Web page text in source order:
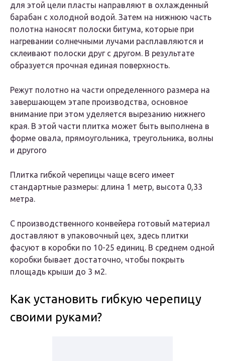
для этой цели пласты направляют в охлажденный
барабан с холодной водой. Затем на нижнюю часть
полотна наносят полоски битума, которые при
нагревании солнечными лучами расплавляются и
склеивают полоски друг с другом. В результате
образуется прочная единая поверхность.
Режут полотно на части определенного размера на
завершающем этапе производства, основное
внимание при этом уделяется вырезанию нижнего
края. В этой части плитка может быть выполнена в
форме овала, прямоугольника, треугольника, волны
и другого
Плитка гибкой черепицы чаще всего имеет
стандартные размеры: длина 1 метр, высота 0,33
метра.
С производственного конвейера готовый материал
доставляют в упаковочный цех, здесь плитки
фасуют в коробки по 10-25 единиц. В среднем одной
коробки бывает достаточно, чтобы покрыть
площадь крыши до 3 м2.
Как установить гибкую черепицу
своими руками?